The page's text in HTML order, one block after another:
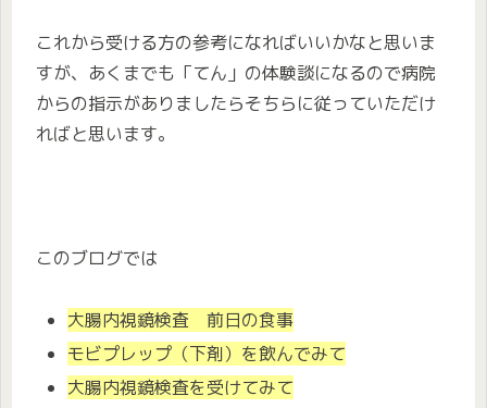
これから受ける方の参考になればいいかなと思いま
すが、あくまでも「てん」の体験談になるので病院
からの指示がありましたらそちらに従っていただけ
ればと思います。
このブログでは
大腸内視鏡検査 前日の食事
モビプレップ（下剤）を飲んでみて
大腸内視鏡検査を受けてみて